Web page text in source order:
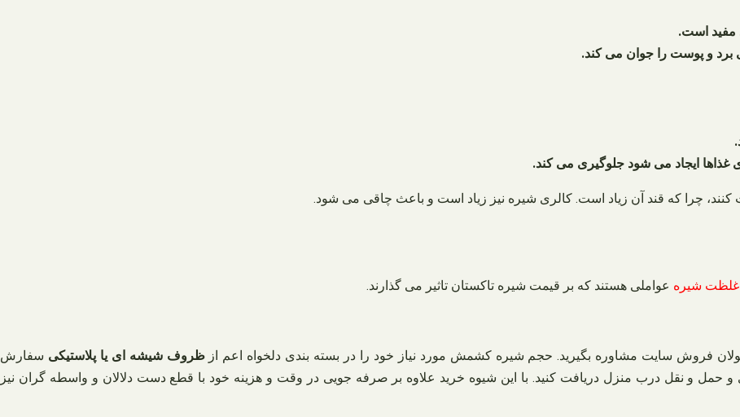
مفید است.
برد و پوست را جوان می کند.
غذاها ایجاد می شود جلوگیری می کند.
کنند، چرا که قند آن زیاد است. کالری شیره نیز زیاد است و باعث چاقی می شود.
غلظت شیره عواملی هستند که بر قیمت شیره تاکستان تاثیر می گذارند.
فروش سایت مشاوره بگیرید. حجم شیره کشمش مورد نیاز خود را در بسته بندی دلخواه اعم ازظروف شیشه ای یا پلاستیکی سفارش
حمل و نقل درب منزل دریافت کنید. با این شیوه خرید علاوه بر صرفه جویی در وقت و هزینه خود با قطع دست دلالان و واسطه گران نیز